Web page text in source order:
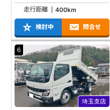
走行距離
400km
検討中 問合せ
6
埼玉支店